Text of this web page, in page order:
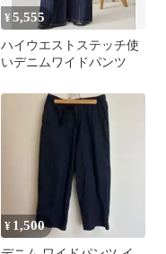
¥5,555
ハイウエストステッチ使
いデニムワイドパンツ
¥ 1,500